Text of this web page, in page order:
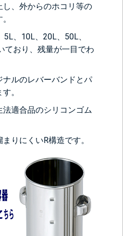
、外からのホコリ等の
、10L、20L、50L、
ており、残量が一目でわ
ルのレバーバンドとパ
。
適合品のシリコンゴム
りにくいR構造です。